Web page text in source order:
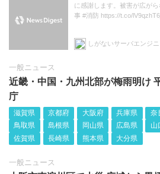
に感謝します。被害が広が
事 #消防 https://t.co/
しがないサーバエンジ
一般ニュース
近畿・中国・九州北部が梅雨明け
庁
滋賀県 京都府 大阪府 兵庫県 奈
鳥取県
島根県 岡山県 広島県 山
佐賀県
長崎県 熊本県 大分県
一般ニュース